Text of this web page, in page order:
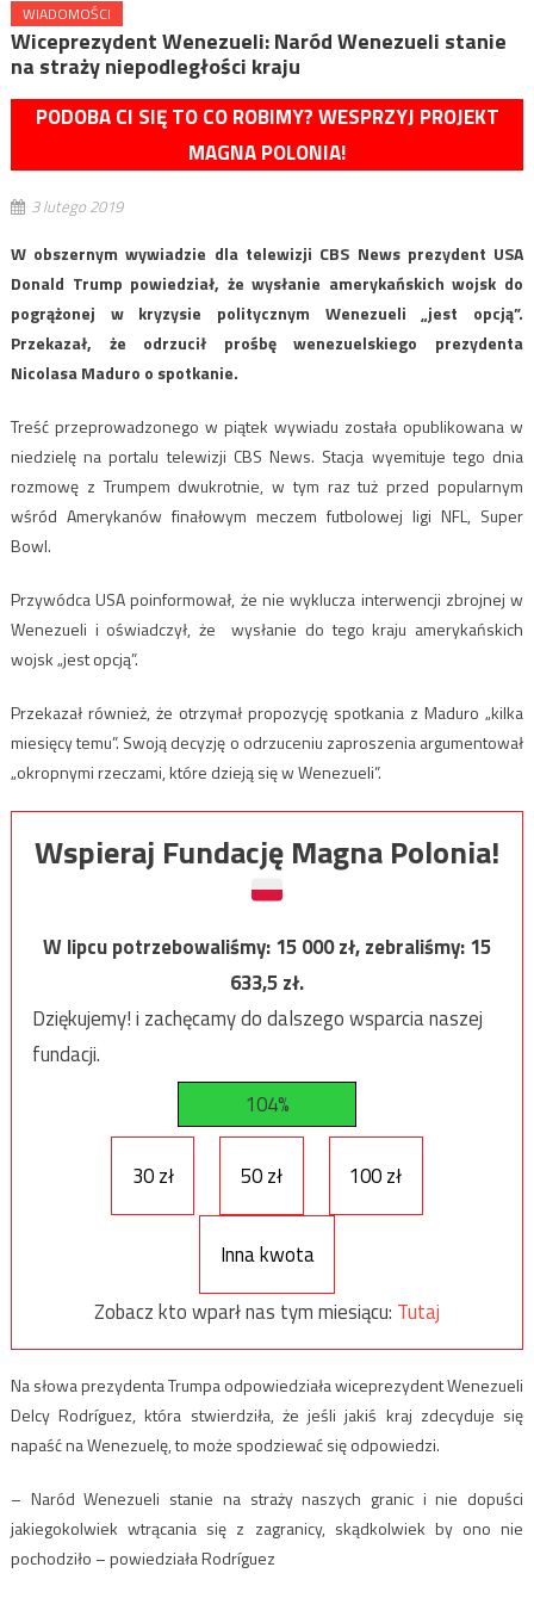
WIADOMOŚCI
Wiceprezydent Wenezueli: Naród Wenezueli stanie
na straży niepodległości kraju
PODOBA CI SIĘ TO CO ROBIMY? WESPRZYJ PROJEKT
MAGNA POLONIA!
3 lutego 2019
W obszernym wywiadzie dla telewizji CBS News prezydent USA
Donald Trump powiedział, że wysłanie amerykańskich wojsk do
pogrążonej w kryzysie politycznym Wenezueli „jest opcją”.
Przekazał, że odrzucił prośbę wenezuelskiego prezydenta
Nicolasa Maduro o spotkanie.
Treść przeprowadzonego w piątek wywiadu została opublikowana w
niedzielę na portalu telewizji CBS News. Stacja wyemituje tego dnia
rozmowę z Trumpem dwukrotnie, w tym raz tuż przed popularnym
wśród Amerykanów finałowym meczem futbolowej ligi NFL, Super
Bowl.
Przywódca USA poinformował, że nie wyklucza interwencji zbrojnej w
Wenezueli i oświadczył, że wysłanie do tego kraju amerykańskich
wojsk „jest opcją”.
Przekazał również, że otrzymał propozycję spotkania z Maduro „kilka
miesięcy temu”. Swoją decyzję o odrzuceniu zaproszenia argumentował
„okropnymi rzeczami, które dzieją się w Wenezueli”.
Wspieraj Fundację Magna Polonia!
W lipcu potrzebowaliśmy:15 000zł, zebraliśmy:15
633,5zł.
Dziękujemy! i zachęcamy do dalszego wsparcia naszej
fundacji.
104%
30 zł 50 zł 100 zł
Inna kwota
Zobacz kto wparł nas tym miesiącu: Tutaj
Na słowa prezydenta Trumpa odpowiedziała wiceprezydent Wenezueli
Delcy Rodríguez, która stwierdziła, że jeśli jakiś kraj zdecyduje się
napaść na Wenezuelę, to może spodziewać się odpowiedzi.
– Naród Wenezueli stanie na straży naszych granic i nie dopuści
jakiegokolwiek wtrącania się z zagranicy, skądkolwiek by ono nie
pochodziło – powiedziała Rodríguez